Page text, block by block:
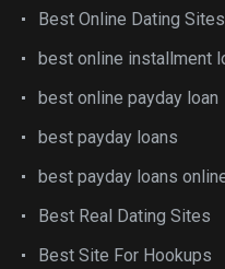
Best Online Dating
best online installment
best online payday loan
best payday loans
best payday loans
Best Real Dating Sites
Best Site For Hookups